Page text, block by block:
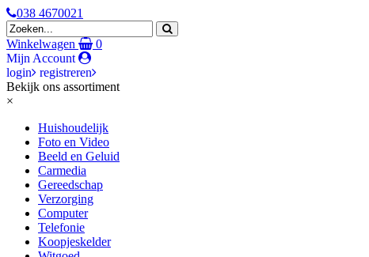
038 4670021
Winkelwagen
0
Mijn Account
login
registreren
Bekijk ons assortiment
×
Huishoudelijk
Foto en Video
Beeld en Geluid
Carmedia
Gereedschap
Verzorging
Computer
Telefonie
Koopjeskelder